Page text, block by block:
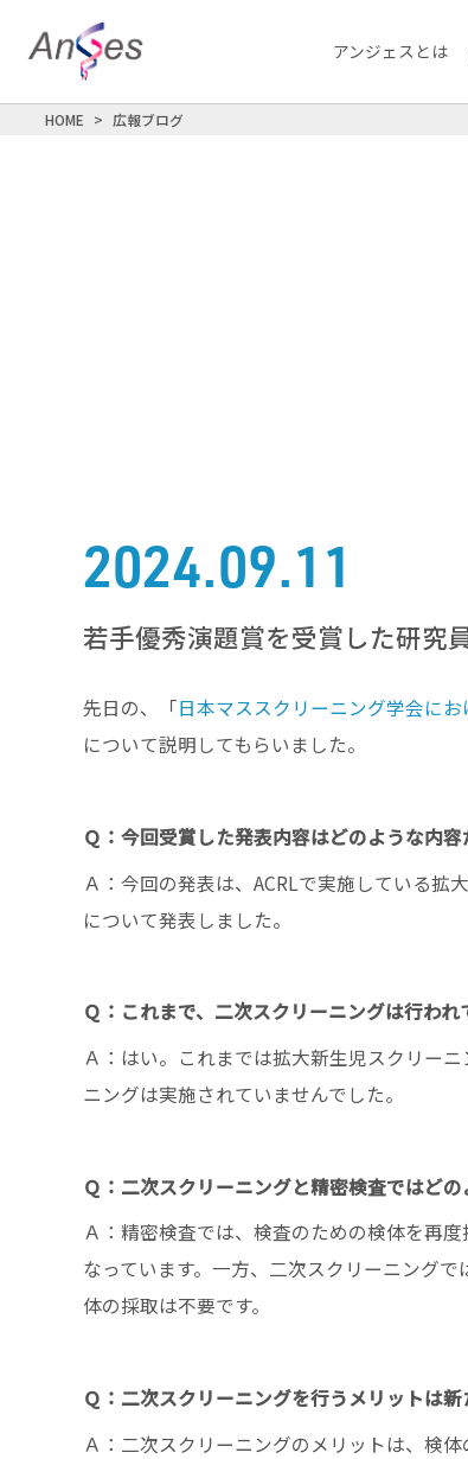
アンジェスとは
HOME 広報ブログ
2024.09.11
若手優秀演題賞を受賞した研究
先日の、「日本マススクリーニング学会に
について説明してもらいました。
Ｑ：今回受賞した発表内容はどのような内容
Ａ：今回の発表は、ACRLで実施している
について発表しました。
Ｑ：これまで、二次スクリーニングは行われ
Ａ：はい。これまでは拡大新生児スクリー
ニングは実施されていませんでした。
Ｑ：二次スクリーニングと精密検査ではどの
Ａ：精密検査では、検査のための検体を再
なっています。一方、二次スクリーニング
体の採取は不要です。
Ｑ：二次スクリーニングを行うメリットは
Ａ：二次スクリーニングのメリットは、検